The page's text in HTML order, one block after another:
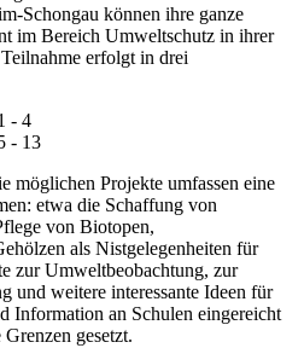
Schongau können ihre ganze
im Bereich Umweltschutz in ihrer
erfolgt in drei
- 4
- 13
möglichen Projekte umfassen eine
etwa die Schaffung von
von Biotopen,
als Nistgelegenheiten für
zur Umweltbeobachtung, zur
und weitere interessante Ideen für
Information an Schulen eingereicht
gesetzt.